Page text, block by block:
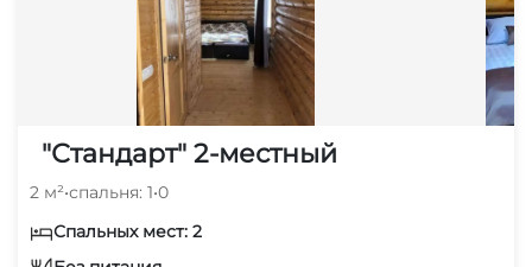
"Стандарт" 2-местный
2 м²•спальня: 1•0
Спальных мест: 2